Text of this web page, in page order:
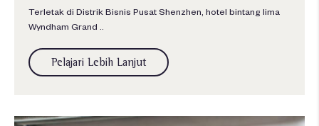
Terletak di Distrik Bisnis Pusat Shenzhen, hotel bintang lima
Wyndham Grand ..
Pelajari Lebih Lanjut